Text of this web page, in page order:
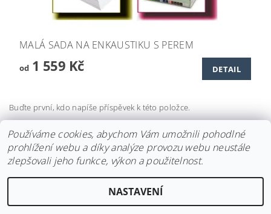
MALÁ SADA NA ENKAUSTIKU S PEREM
od1 559 Kč DETAIL
Buďte první, kdo napíše příspěvek k této položce.
Přidat komentář
2026 ©ENKAUSTIKA - ESHOP.CZ, všechna práva vyhrazena
Používáme cookies, abychom Vám umožnili pohodlné
prohlížení webu a díky analýze provozu webu neustále
zlepšovali jeho funkce, výkon a použitelnost.
NASTAVENÍ